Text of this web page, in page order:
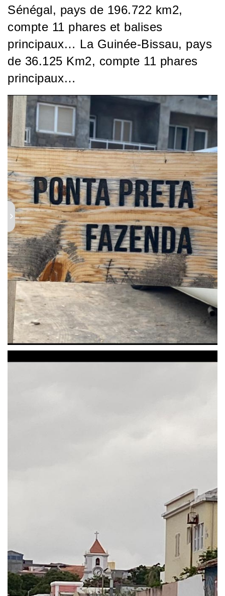
Sénégal, pays de 196.722 km2,
compte 11 phares et balises
principaux… La Guinée-Bissau, pays
de 36.125 Km2, compte 11 phares
principaux…